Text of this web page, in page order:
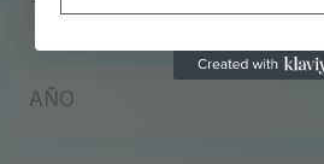
TÍTULO
AÑO